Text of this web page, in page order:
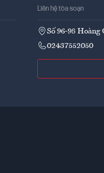
Liên hệ tòa soạn
Số 96-98
02437552050